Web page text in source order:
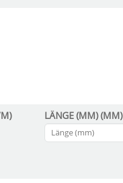
LÄNGE (MM) (MM)
Länge (mm)